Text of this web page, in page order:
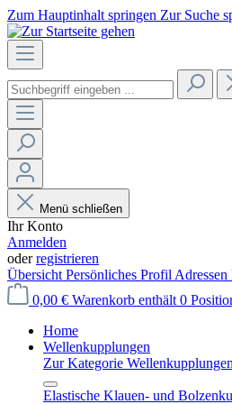
Zum Hauptinhalt springen Zur Suche
Menü schließen
Ihr Konto
Anmelden
oderregistrieren
Übersicht Persönliches Profil Adressen
0,00 € Warenkorb enthält 0
Home
Wellenkupplungen
Zur Kategorie Wellenkupplungen
Elastische Klauen- und